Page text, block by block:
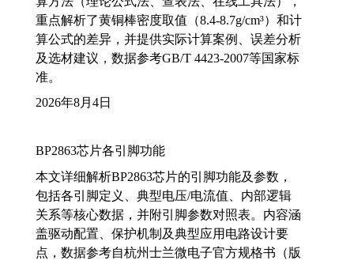
重点解析了黄铜棒密度取值（8.4-8.7g/cm³）和计
算公式的差异，并提供实际计算案例、误差分析
及选材建议，数据参考GB/T 4423-2007等国家标
准。
2026年8月4日
BP2863芯片各引脚功能
本文详细解析BP2863芯片的引脚功能及参数，
包括各引脚定义、典型电压/电流值、内部逻辑
关系等核心数据，并附引脚参数对照表。内容涵
盖驱动配置、保护机制及典型应用电路设计要
点，数据参考自杭州士兰微电子官方规格书（版